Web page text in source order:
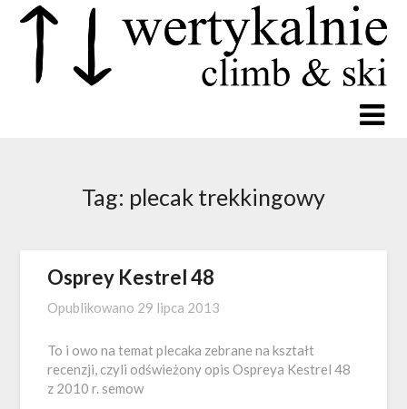
Tag: plecak trekkingowy
Osprey Kestrel 48
Opublikowano 29 lipca 2013
To i owo na temat plecaka zebrane na kształt
recenzji, czyli odświeżony opis Ospreya Kestrel 48
z 2010 r. semow